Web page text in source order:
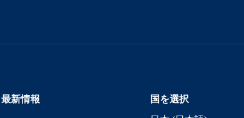
最新情報
国を選択